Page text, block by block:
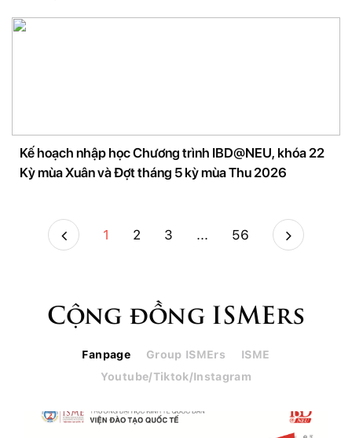
Kế hoạch nhập học Chương trình IBD@NEU, khóa 22
Kỳ mùa Xuân và Đợt tháng 5 kỳ mùa Thu 2026
1 2 3 ... 56
Cộng đồng ISMErs
Fanpage Group ISMErs
ISME
Youtube/Tiktok/Instagram